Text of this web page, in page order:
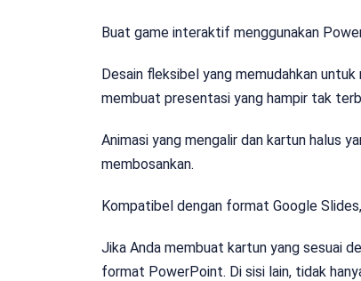
Buat game interaktif menggunakan
Desain fleksibel yang memudahkan
membuat presentasi yang hampir tak
Animasi yang mengalir dan kartun halus
membosankan.
Kompatibel dengan format Google
Jika Anda membuat kartun yang sesuai
format PowerPoint. Di sisi lain, tidak